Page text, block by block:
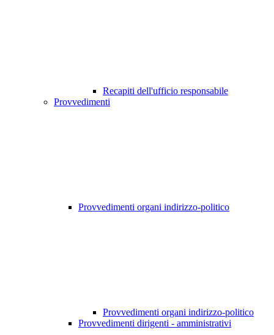
Recapiti dell'ufficio responsabile
Provvedimenti
Provvedimenti organi indirizzo-politico
Provvedimenti organi indirizzo-politico
Provvedimenti dirigenti - amministrativi